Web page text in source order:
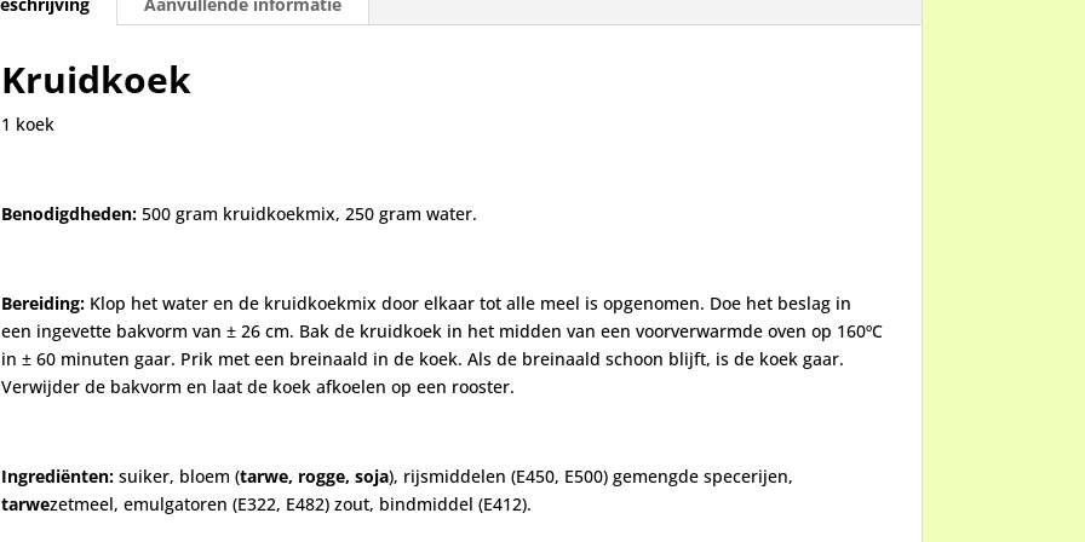
Kruidkoek
1 koek
Benodigdheden: 500 gram kruidkoekmix, 250 gram water.
Bereiding: Klop het water en de kruidkoekmix door elkaar tot alle meel is opgenomen. Doe het beslag in
een ingevette bakvorm van ± 26 cm. Bak de kruidkoek in het midden van een voorverwarmde oven op 160ºC
in ± 60 minuten gaar. Prik met een breinaald in de koek. Als de breinaald schoon blijft, is de koek gaar.
Verwijder de bakvorm en laat de koek afkoelen op een rooster.
Ingrediënten:suiker, bloem (tarwe, rogge, soja), rijsmiddelen (E450, E500) gemengde specerijen,
tarwezetmeel, emulgatoren (E322, E482) zout, bindmiddel (E412).